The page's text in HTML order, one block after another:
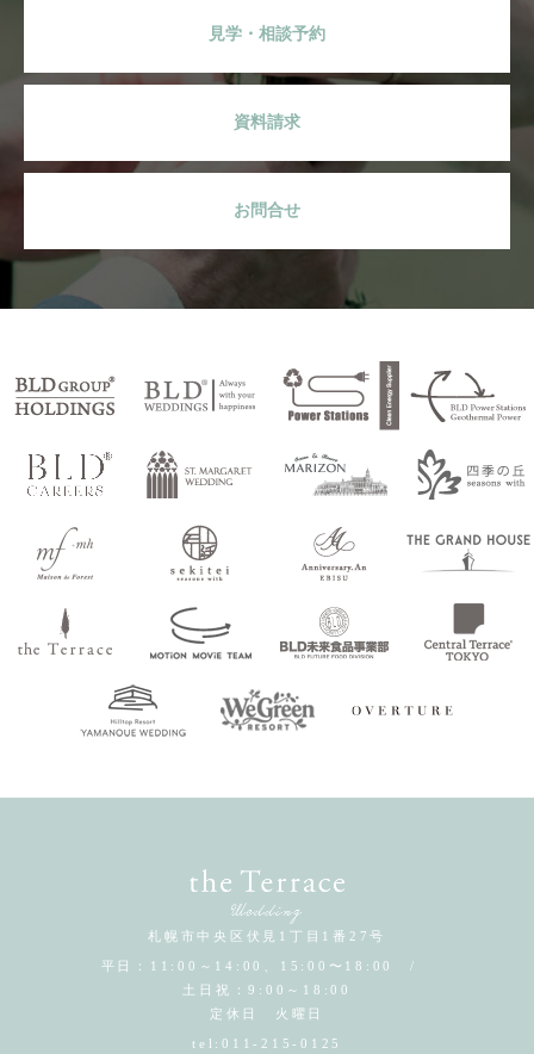
見学・相談予約
資料請求
お問合せ
札幌市中央区伏見1丁目1番27号
平日：11:00～14:00、15:00〜18:00 /
土日祝：9:00～18:00
定休日 火曜日
tel: 011-215-0125